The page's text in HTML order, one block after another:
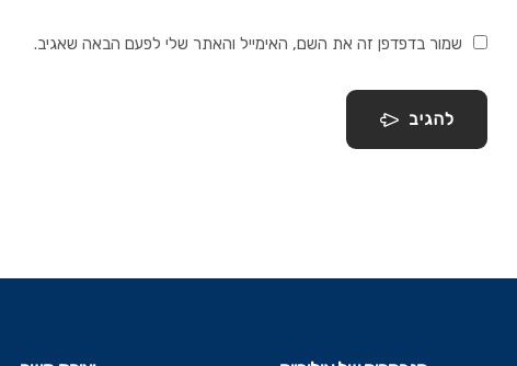
שמור בדפדפן זה את השם, האימייל והאתר שלי לפעם הבאה שאגיב.
להגיב